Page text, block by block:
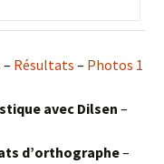
– Résultats – Photos 1
avec Dilsen –
d’orthographe–